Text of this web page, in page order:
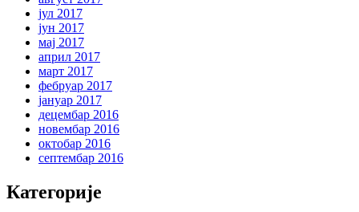
јул 2017
јун 2017
мај 2017
април 2017
март 2017
фебруар 2017
јануар 2017
децембар 2016
новембар 2016
октобар 2016
септембар 2016
Категорије